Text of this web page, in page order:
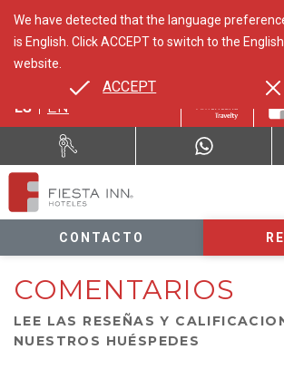
ES EN
CONTACTO
We have detected that the language
is English. Click ACCEPT to switch to the
website.
ACCEPT
COMENTARIOS
LEE LAS RESEÑAS Y
NUESTROS HUÉSPEDES